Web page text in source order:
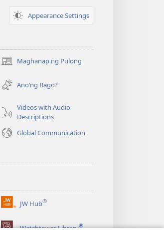
Appearance Settings
Maghanap ng Pulong
(may
na
window)
Ano’ng Bago?
Videos with Audio
Descriptions
Global Communication
JW Hub®
(may
na
Watchtower Library®